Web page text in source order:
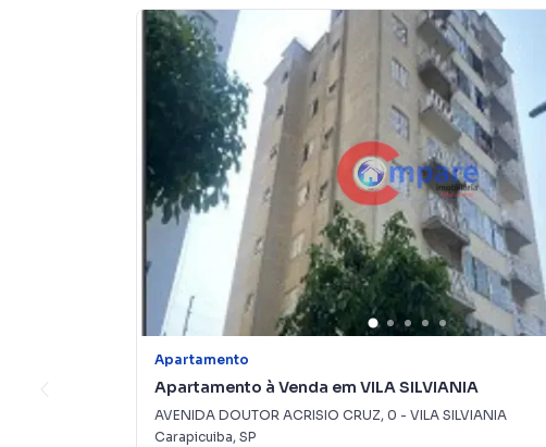
Apartamento
Apartamento à Venda em VILA SILVIANIA
AVENIDA DOUTOR ACRISIO CRUZ, 0 - VILA SILVIANIA
Carapicuiba, SP